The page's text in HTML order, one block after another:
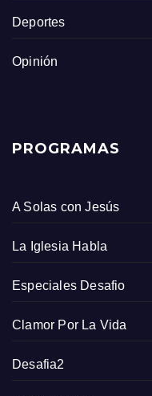
Deportes
Opinión
PROGRAMAS
A Solas con Jesús
La Iglesia Habla
Especiales Desafio
Clamor Por La Vida
Desafia2